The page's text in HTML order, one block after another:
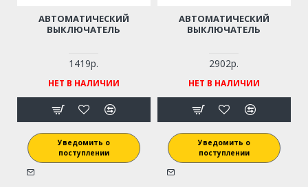
АВТОМАТИЧЕСКИЙ
ВЫКЛЮЧАТЕЛЬ
1419р.
НЕТ В НАЛИЧИИ
Уведомить о
поступлении
АВТОМАТИЧЕСКИЙ
ВЫКЛЮЧАТЕЛЬ
2902р.
НЕТ В НАЛИЧИИ
Уведомить о
поступлении